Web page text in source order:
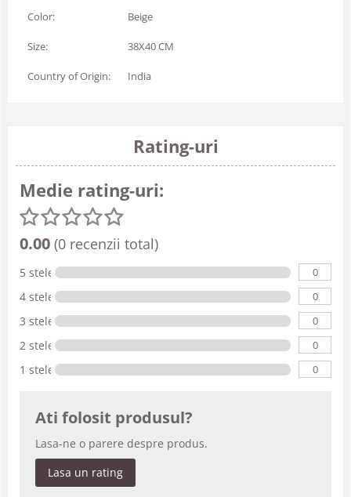
Color: Beige
Size: 38X40 CM
Country of Origin: India
Rating-uri
Medie rating-uri:
0.00 (0 recenzii total)
5 stele 0
4 stele 0
3 stele 0
2 stele 0
1 stele 0
Ati folosit produsul?
Lasa-ne o parere despre produs.
Lasa un rating